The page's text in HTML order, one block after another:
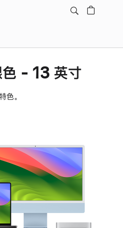
- 13 英寸
色。